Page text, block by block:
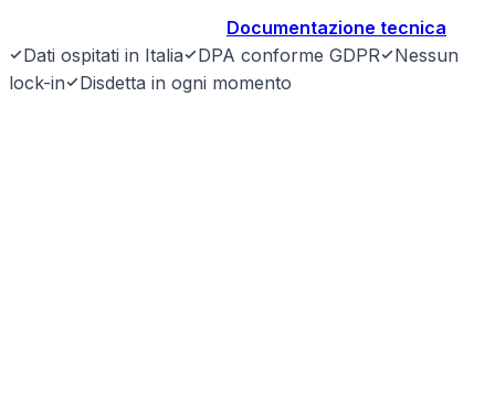
Documentazione tecnica
Dati ospitati in Italia
DPA conforme GDPR
Nessun
lock-in
Disdetta in ogni momento